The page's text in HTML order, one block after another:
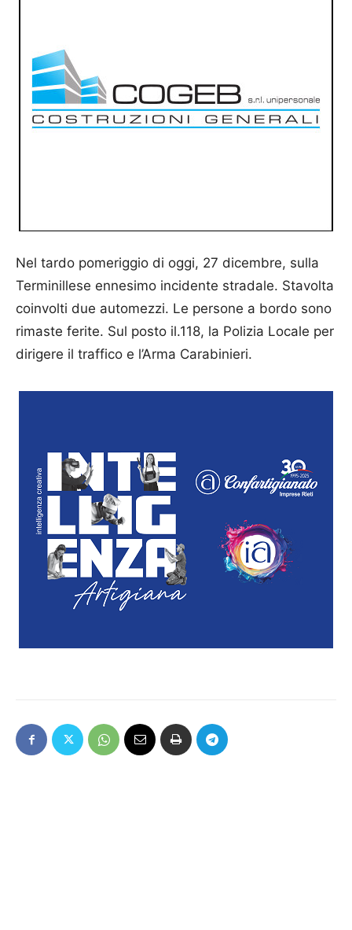
Nel tardo pomeriggio di oggi, 27 dicembre, sulla
Terminillese ennesimo incidente stradale. Stavolta
coinvolti due automezzi. Le persone a bordo sono
rimaste ferite. Sul posto il.118, la Polizia Locale per
dirigere il traffico e l’Arma Carabinieri.